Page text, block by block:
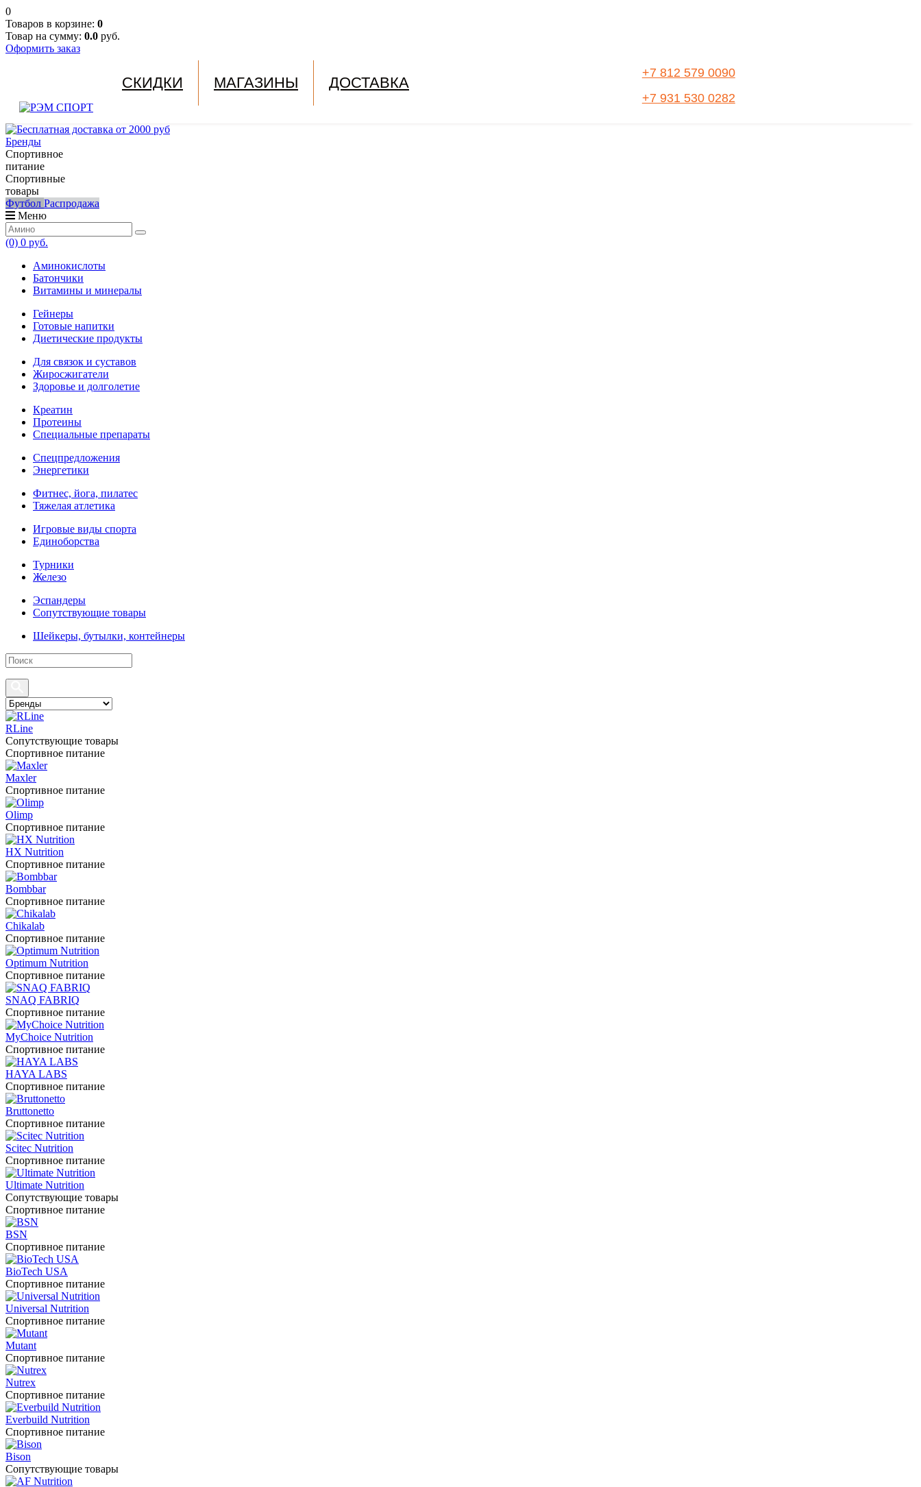
0
Товаров в корзине: 0
Товар на сумму: 0.0 руб.
Оформить заказ
СКИДКИ МАГАЗИНЫ ДОСТАВКА
+7 812 579 0090
+7 931 530 0282
Бренды
Спортивное
питание
Спортивные
товары
Футбол Распродажа
Меню
(0) 0 руб.
Аминокислоты
Батончики
Витамины и минералы
Гейнеры
Готовые напитки
Диетические продукты
Для связок и суставов
Жиросжигатели
Здоровье и долголетие
Креатин
Протеины
Специальные препараты
Спецпредложения
Энергетики
Фитнес, йога, пилатес
Тяжелая атлетика
Игровые виды спорта
Единоборства
Турники
Железо
Эспандеры
Сопутствующие товары
Шейкеры, бутылки, контейнеры
RLine
Сопутствующие товары
Спортивное питание
Maxler
Спортивное питание
Olimp
Спортивное питание
HX Nutrition
Спортивное питание
Bombbar
Спортивное питание
Chikalab
Спортивное питание
Optimum Nutrition
Спортивное питание
SNAQ FABRIQ
Спортивное питание
MyChoice Nutrition
Спортивное питание
HAYA LABS
Спортивное питание
Bruttonetto
Спортивное питание
Scitec Nutrition
Спортивное питание
Ultimate Nutrition
Сопутствующие товары
Спортивное питание
BSN
Спортивное питание
BioTech USA
Спортивное питание
Universal Nutrition
Спортивное питание
Mutant
Спортивное питание
Nutrex
Спортивное питание
Everbuild Nutrition
Спортивное питание
Bison
Сопутствующие товары